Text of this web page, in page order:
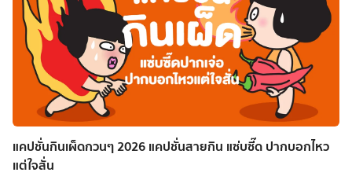
แคปชั่นกินเผ็ดกวนๆ 2026 แคปชั่นสายกิน แซ่บซี๊ด ปากบอกไหว
แต่ใจสั่น